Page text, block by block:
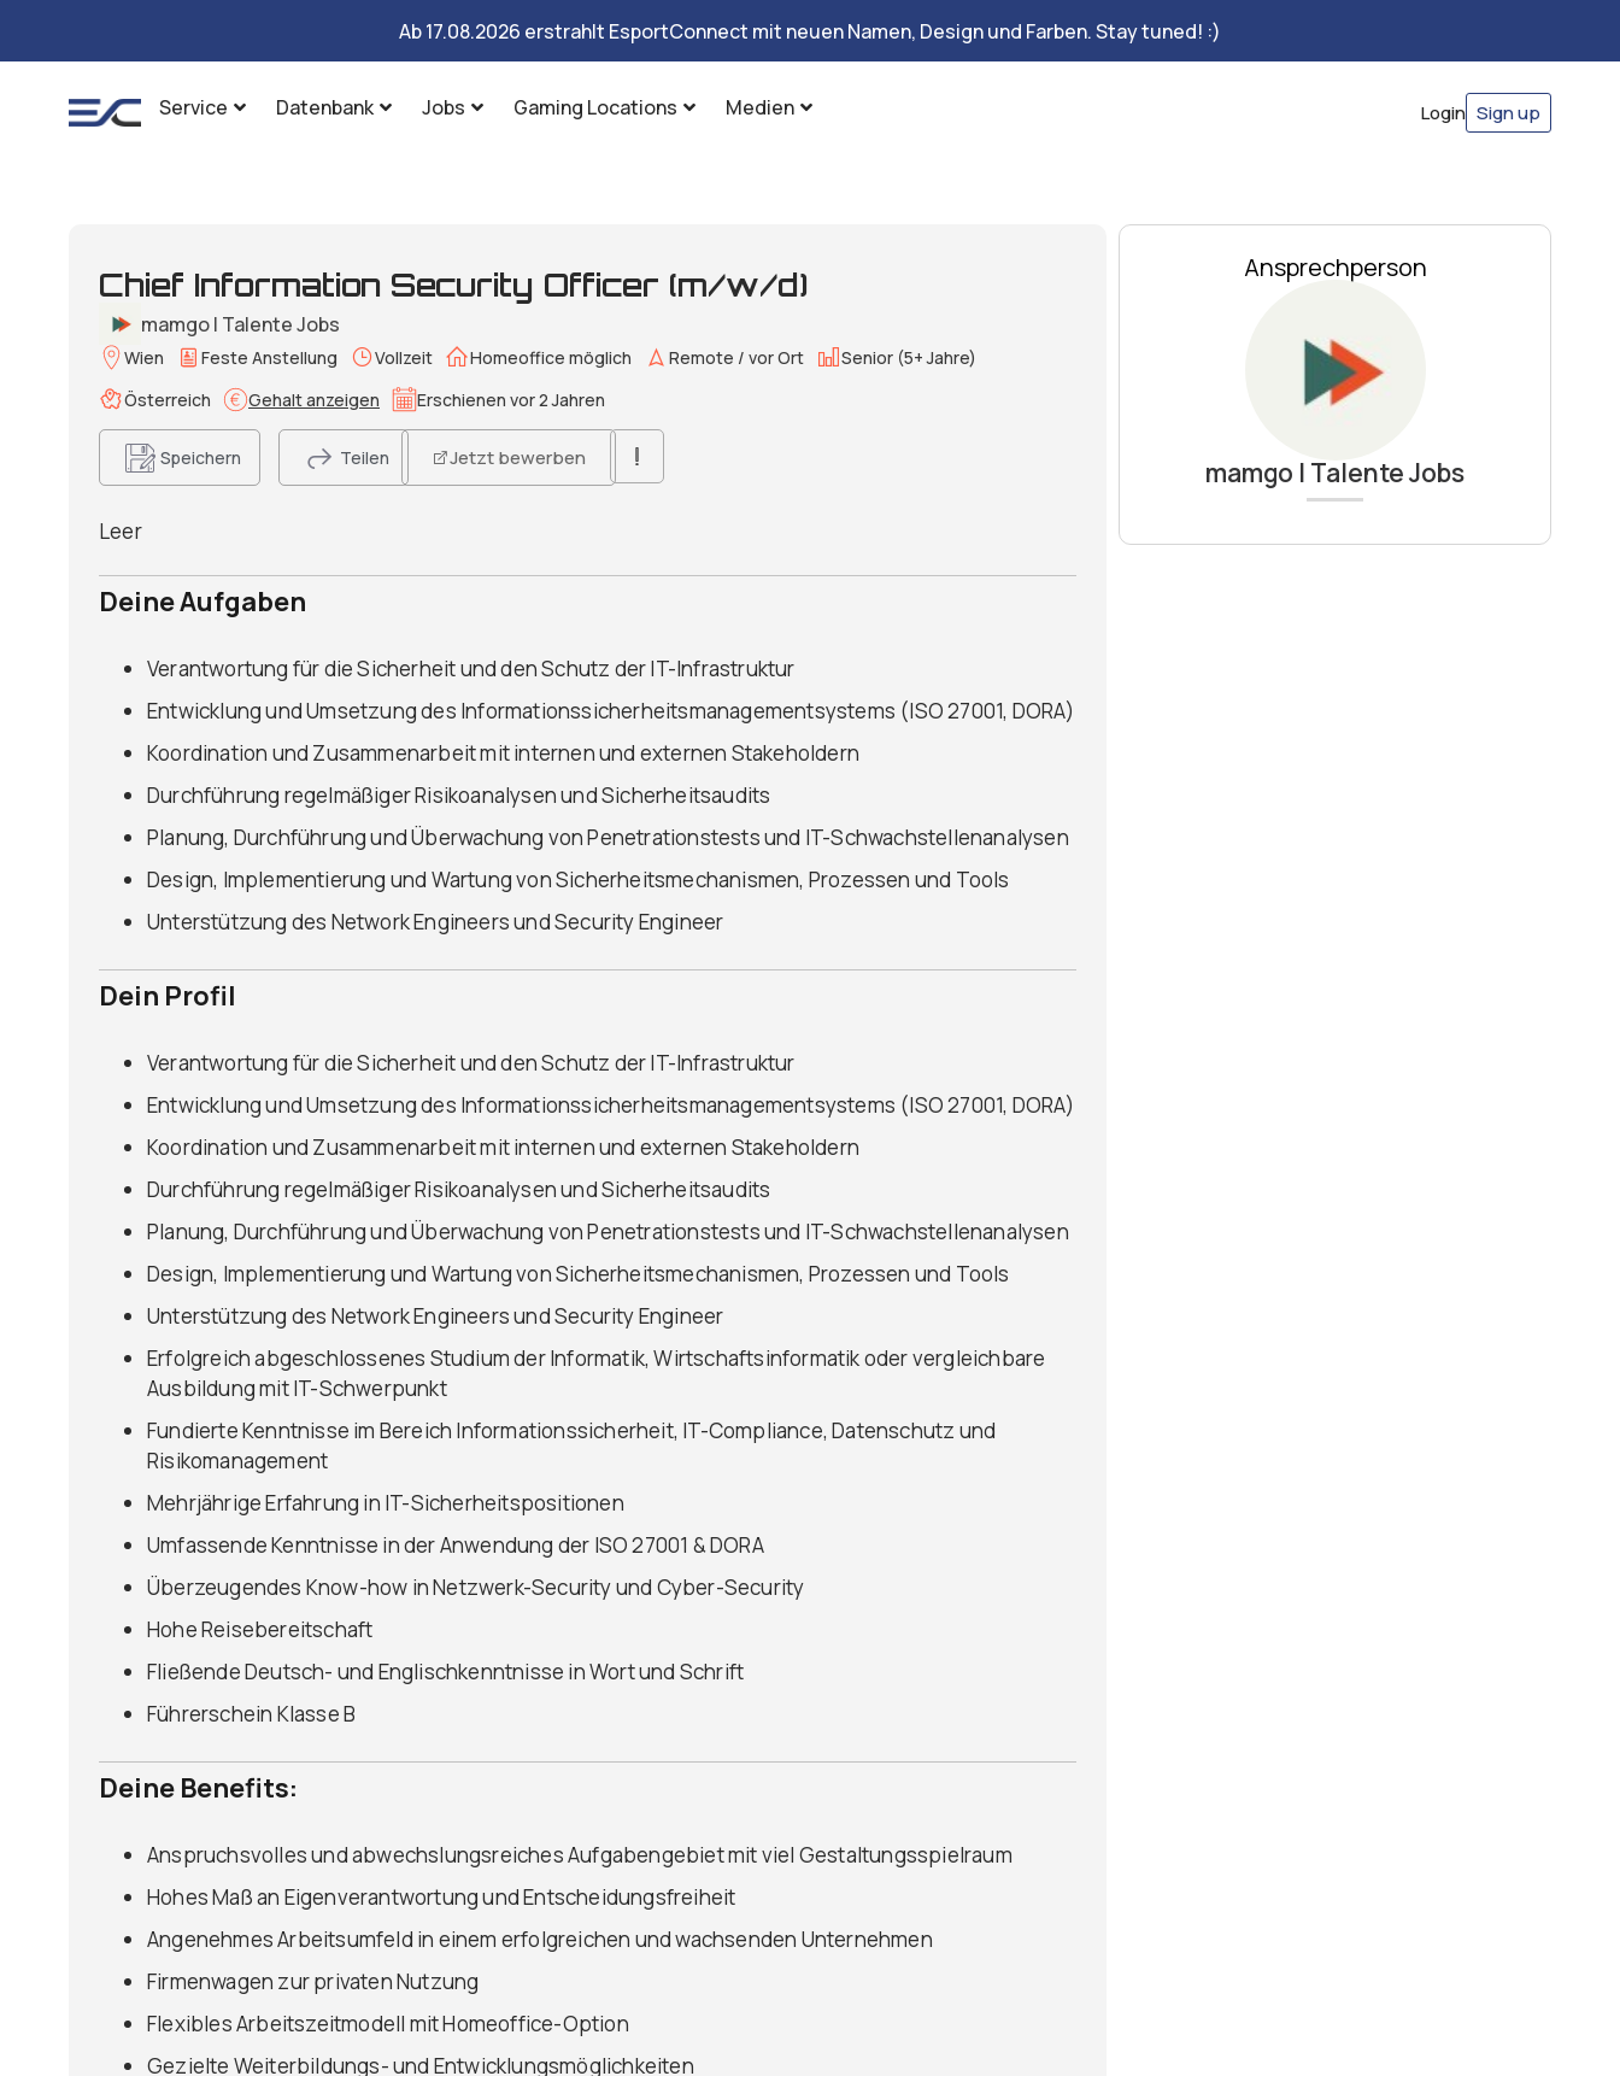
Ab 17.08.2026 erstrahlt EsportConnect mit neuen Namen, Design und Farben. Stay tuned! :)
Service Datenbank Jobs Gaming Locations Medien Login Sign up
Chief Information Security Officer (m/w/d)
mamgo | Talente Jobs
Wien Feste Anstellung Vollzeit Homeoffice möglich Remote / vor Ort
Senior (5+ Jahre)
Österreich
Gehalt anzeigen Erschienen vor 2 Jahren
Speichern Teilen Jetzt bewerben
Leer
Deine Aufgaben
Verantwortung für die Sicherheit und den Schutz der IT-Infrastruktur
Entwicklung und Umsetzung des Informationssicherheitsmanagementsystems (ISO 27001, DORA)
Koordination und Zusammenarbeit mit internen und externen Stakeholdern
Durchführung regelmäßiger Risikoanalysen und Sicherheitsaudits
Planung, Durchführung und Überwachung von Penetrationstests und IT-Schwachstellenanalysen
Design, Implementierung und Wartung von Sicherheitsmechanismen, Prozessen und Tools
Unterstützung des Network Engineers und Security Engineer
Dein Profil
Verantwortung für die Sicherheit und den Schutz der IT-Infrastruktur
Entwicklung und Umsetzung des Informationssicherheitsmanagementsystems (ISO 27001, DORA)
Koordination und Zusammenarbeit mit internen und externen Stakeholdern
Durchführung regelmäßiger Risikoanalysen und Sicherheitsaudits
Planung, Durchführung und Überwachung von Penetrationstests und IT-Schwachstellenanalysen
Design, Implementierung und Wartung von Sicherheitsmechanismen, Prozessen und Tools
Unterstützung des Network Engineers und Security Engineer
Erfolgreich abgeschlossenes Studium der Informatik, Wirtschaftsinformatik oder vergleichbare
Ausbildung mit IT-Schwerpunkt
Fundierte Kenntnisse im Bereich Informationssicherheit, IT-Compliance, Datenschutz und
Risikomanagement
Mehrjährige Erfahrung in IT-Sicherheitspositionen
Umfassende Kenntnisse in der Anwendung der ISO 27001 & DORA
Überzeugendes Know-how in Netzwerk-Security und Cyber-Security
Hohe Reisebereitschaft
Fließende Deutsch- und Englischkenntnisse in Wort und Schrift
Führerschein Klasse B
Deine Benefits:
Anspruchsvolles und abwechslungsreiches Aufgabengebiet mit viel Gestaltungsspielraum
Hohes Maß an Eigenverantwortung und Entscheidungsfreiheit
Angenehmes Arbeitsumfeld in einem erfolgreichen und wachsenden Unternehmen
Firmenwagen zur privaten Nutzung
Flexibles Arbeitszeitmodell mit Homeoffice-Option
Gezielte Weiterbildungs- und Entwicklungsmöglichkeiten
Ansprechperson
mamgo | Talente Jobs